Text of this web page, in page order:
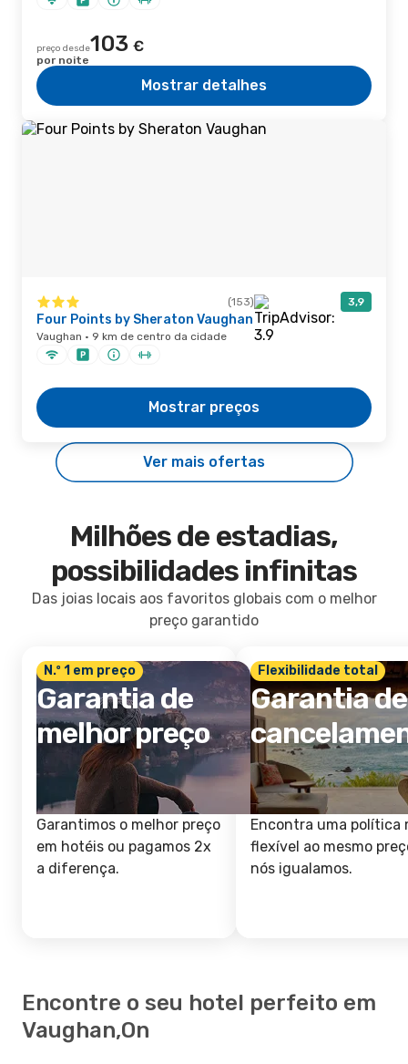
preço desde103 €
por noite
Mostrar detalhes
(153) 3,9
Four Points by Sheraton Vaughan
Vaughan · 9 km de centro da cidade
Mostrar preços
Ver mais ofertas
Milhões de estadias,
possibilidades infinitas
Das joias locais aos favoritos globais com o melhor
preço garantido
N.º 1 em preço
Garantia de
melhor preço
Garantimos o melhor preço
em hotéis ou pagamos 2x
a diferença.
Flexibilidade total
Garantia de
Encontra uma política
flexível ao mesmo
nós igualamos.
Encontre o seu hotel perfeito em
Vaughan,On